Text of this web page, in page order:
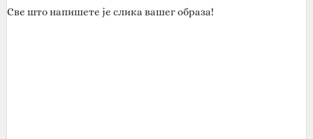
Све што напишете је слика вашег образа!